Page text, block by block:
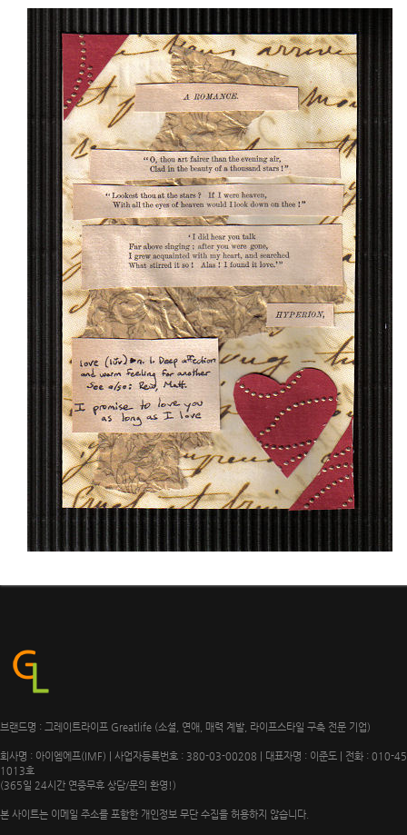
브랜드명 : 그레이트라이프 Greatlife (소셜, 연애, 매력 계발, 라이프스타일 구축 전문 기업)
회사명 : 아이엠에프(IMF) | 사업자등록번호 : 380-03-00208 | 대표자명 : 이준도 | 전화 :
1013호
(365일 24시간 연중무휴 상담/문의 환영!)
본 사이트는 이메일 주소를 포함한 개인정보 무단 수집을 허용하지 않습니다.